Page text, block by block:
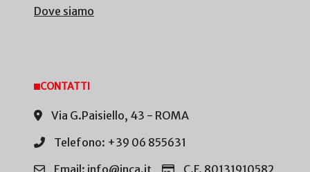
Dove siamo
CONTATTI
Via G.Paisiello, 43 - ROMA
Telefono: +39 06 855631